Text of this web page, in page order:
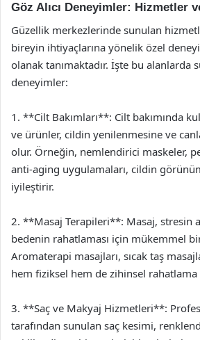
Göz Alıcı Deneyimler: Hizmetler
Güzellik merkezlerinde sunulan
bireyin ihtiyaçlarına yönelik özel
olanak tanımaktadır. İşte bu alanlarda
deneyimler:
1. **Cilt Bakımları**: Cilt bakımında
ve ürünler, cildin yenilenmesine ve
olur. Örneğin, nemlendirici maskeler,
anti-aging uygulamaları, cildin
iyileştirir.
2. **Masaj Terapileri**: Masaj, stresin
bedenin rahatlaması için mükemmel
Aromaterapi masajları, sıcak taş
hem fiziksel hem de zihinsel rahatlama
3. **Saç ve Makyaj Hizmetleri**:
tarafından sunulan saç kesimi,